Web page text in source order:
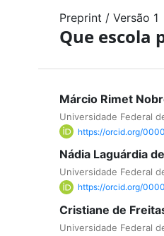
Preprint / Versão 1
Que escola
Márcio Rimet
Universidade Federal
https://orcid.org/
Nádia Laguárdia
Universidade Federal
https://orcid.org/
Cristiane de
Universidade Federal